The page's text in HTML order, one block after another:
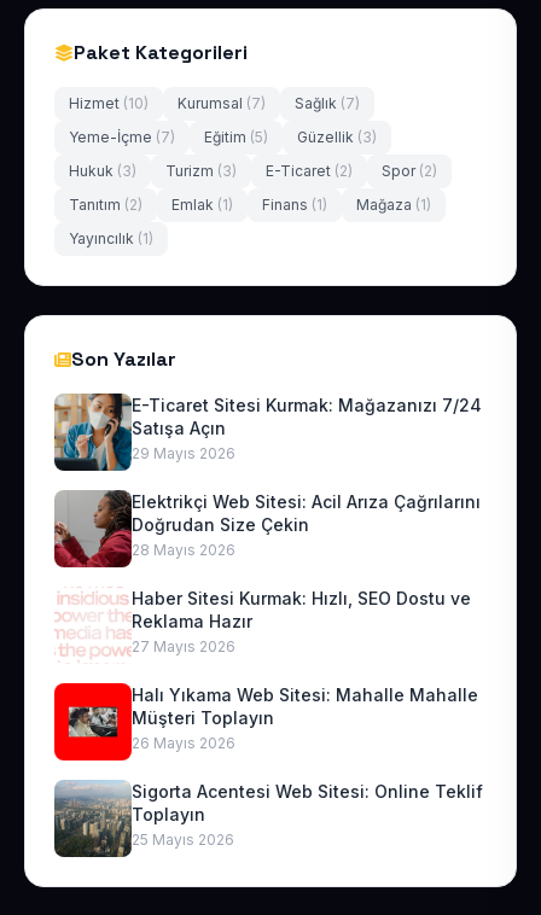
Paket Kategorileri
Hizmet (10) Kurumsal (7) Sağlık (7)
Yeme-İçme (7) Eğitim (5) Güzellik (3)
Hukuk (3) Turizm (3) E-Ticaret (2) Spor (2)
Tanıtım (2) Emlak (1) Finans (1) Mağaza (1)
Yayıncılık (1)
Son Yazılar
E-Ticaret Sitesi Kurmak: Mağazanızı 7/24
Satışa Açın
29 Mayıs 2026
Elektrikçi Web Sitesi: Acil Arıza Çağrılarını
Doğrudan Size Çekin
28 Mayıs 2026
Haber Sitesi Kurmak: Hızlı, SEO Dostu ve
Reklama Hazır
27 Mayıs 2026
Halı Yıkama Web Sitesi: Mahalle Mahalle
Müşteri Toplayın
26 Mayıs 2026
Sigorta Acentesi Web Sitesi: Online Teklif
Toplayın
25 Mayıs 2026